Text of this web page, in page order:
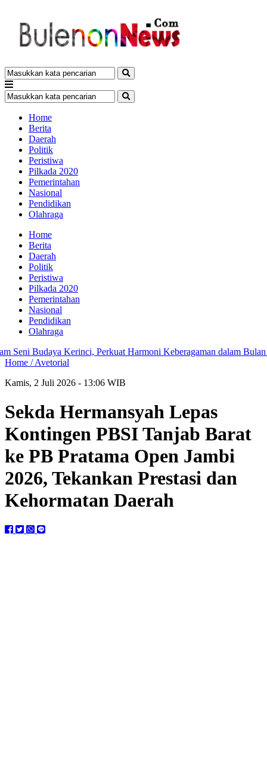
Home
Berita
Daerah
Politik
Peristiwa
Pilkada 2020
Pemerintahan
Nasional
Pendidikan
Olahraga
Home
Berita
Daerah
Politik
Peristiwa
Pilkada 2020
Pemerintahan
Nasional
Pendidikan
Olahraga
Budaya Kerinci, Perkuat Harmoni Keberagaman dalam Bulan
Home /Avetorial
Kamis, 2 Juli 2026 - 13:06 WIB
Sekda Hermansyah Lepas
Kontingen PBSI Tanjab Barat
ke PB Pratama Open Jambi
2026, Tekankan Prestasi dan
Kehormatan Daerah